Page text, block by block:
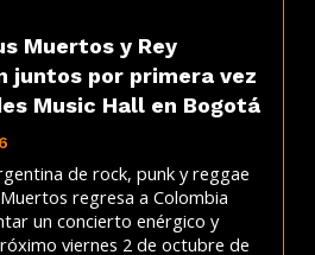
Muertos y Rey
juntos por primera vez
Music Hall en Bogotá
de rock, punk y reggae
regresa a Colombia
un concierto enérgico y
viernes 2 de octubre de